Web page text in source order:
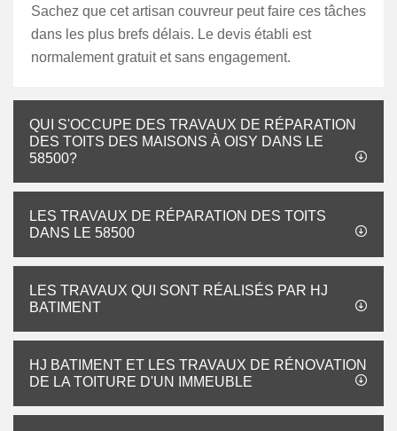
Sachez que cet artisan couvreur peut faire ces tâches
dans les plus brefs délais. Le devis établi est
normalement gratuit et sans engagement.
QUI S'OCCUPE DES TRAVAUX DE RÉPARATION
DES TOITS DES MAISONS À OISY DANS LE
58500?
LES TRAVAUX DE RÉPARATION DES TOITS
DANS LE 58500
LES TRAVAUX QUI SONT RÉALISÉS PAR HJ
BATIMENT
HJ BATIMENT ET LES TRAVAUX DE RÉNOVATION
DE LA TOITURE D'UN IMMEUBLE